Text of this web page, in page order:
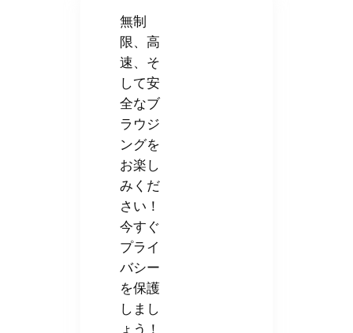
無制
限、高
速、そ
して安
全なブ
ラウジ
ングを
お楽し
みくだ
さい！
今すぐ
プライ
バシー
を保護
しまし
ょう！